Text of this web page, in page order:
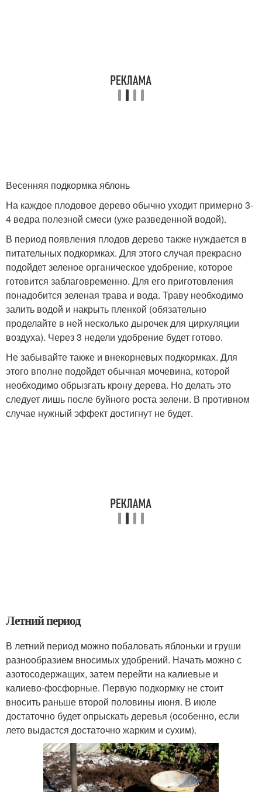
Весенняя подкормка яблонь
На каждое плодовое дерево обычно уходит примерно 3-
4 ведра полезной смеси (уже разведенной водой).
В период появления плодов дерево также нуждается в
питательных подкормках. Для этого случая прекрасно
подойдет зеленое органическое удобрение, которое
готовится заблаговременно. Для его приготовления
понадобится зеленая трава и вода. Траву необходимо
залить водой и накрыть пленкой (обязательно
проделайте в ней несколько дырочек для циркуляции
воздуха). Через 3 недели удобрение будет готово.
Не забывайте также и внекорневых подкормках. Для
этого вполне подойдет обычная мочевина, которой
необходимо обрызгать крону дерева. Но делать это
следует лишь после буйного роста зелени. В противном
случае нужный эффект достигнут не будет.
Летний период
В летний период можно побаловать яблоньки и груши
разнообразием вносимых удобрений. Начать можно с
азотосодержащих, затем перейти на калиевые и
калиево-фосфорные. Первую подкормку не стоит
вносить раньше второй половины июня. В июле
достаточно будет опрыскать деревья (особенно, если
лето выдастся достаточно жарким и сухим).